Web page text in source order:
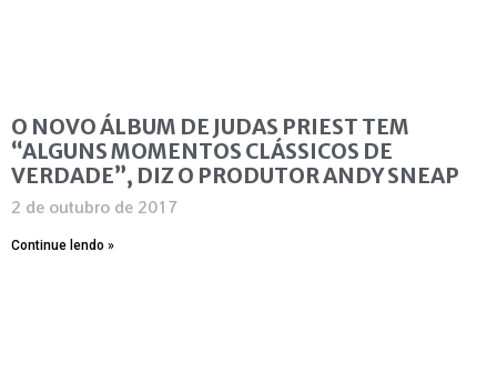
O NOVO ÁLBUM DE JUDAS PRIEST TEM
“ALGUNS MOMENTOS CLÁSSICOS DE
VERDADE”, DIZ O PRODUTOR ANDY SNEAP
2 de outubro de 2017
Continue lendo »